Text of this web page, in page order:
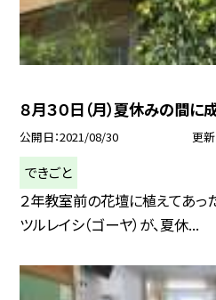
８月３０日（月）夏休みの間に
公開日 2021/08/30 更
できごと
２年教室前の花壇に植えてあっ
ツルレイシ（ゴーヤ）が、夏休...